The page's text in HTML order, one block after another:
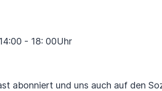
- 18: 00Uhr
abonniert und uns auch auf den